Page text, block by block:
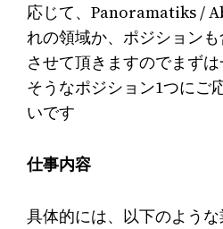
応じて、Panoramatiks /
れの領域か、ポジション
させて頂きますのでまず
そうなポジション1つにご
いです
仕事内容
具体的には、以下のよう